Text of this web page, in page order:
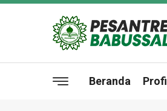
Beranda Profil